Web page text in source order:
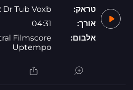
טראק:
Dr Tub Voxb
אורך:
04:31
אלבום:
Filmscore
Uptempo